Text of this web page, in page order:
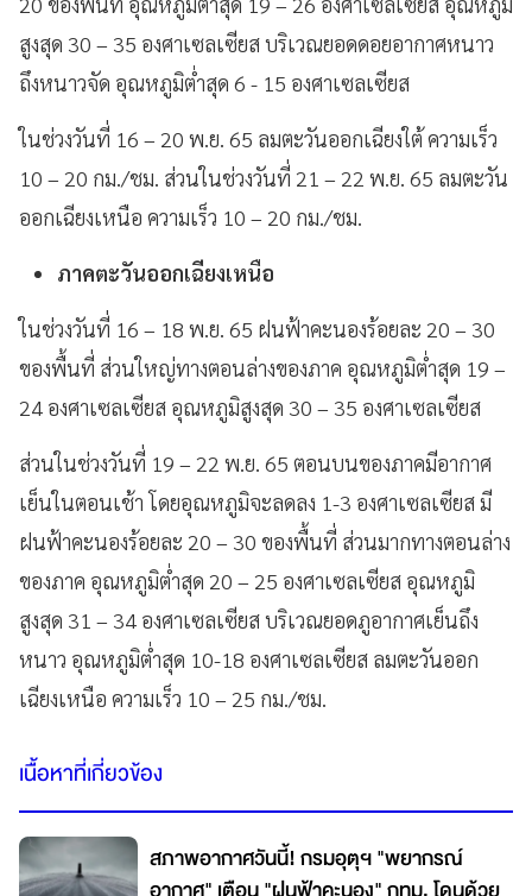
สูงสุด 30 – 35 องศาเซลเซียส บริเวณยอดดอยอากาศหนาว
ถึงหนาวจัด อุณหภูมิต่ำสุด 6 - 15 องศาเซลเซียส
ในช่วงวันที่ 16 – 20 พ.ย. 65 ลมตะวันออกเฉียงใต้ ความเร็ว
10 – 20 กม./ชม. ส่วนในช่วงวันที่ 21 – 22 พ.ย. 65 ลมตะวัน
ออกเฉียงเหนือ ความเร็ว 10 – 20 กม./ชม.
ภาคตะวันออกเฉียงเหนือ
ในช่วงวันที่ 16 – 18 พ.ย. 65 ฝนฟ้าคะนองร้อยละ 20 – 30
ของพื้นที่ ส่วนใหญ่ทางตอนล่างของภาค อุณหภูมิต่ำสุด 19 –
24 องศาเซลเซียส อุณหภูมิสูงสุด 30 – 35 องศาเซลเซียส
ส่วนในช่วงวันที่ 19 – 22 พ.ย. 65 ตอนบนของภาคมีอากาศ
เย็นในตอนเช้า โดยอุณหภูมิจะลดลง 1-3 องศาเซลเซียส มี
ฝนฟ้าคะนองร้อยละ 20 – 30 ของพื้นที่ ส่วนมากทางตอนล่าง
ของภาค อุณหภูมิต่ำสุด 20 – 25 องศาเซลเซียส อุณหภูมิ
สูงสุด 31 – 34 องศาเซลเซียส บริเวณยอดภูอากาศเย็นถึง
หนาว อุณหภูมิต่ำสุด 10-18 องศาเซลเซียส ลมตะวันออก
เฉียงเหนือ ความเร็ว 10 – 25 กม./ชม.
เนื้อหาที่เกี่ยวข้อง
สภาพอากาศวันนี้! กรมอุตุฯ "พยากรณ์